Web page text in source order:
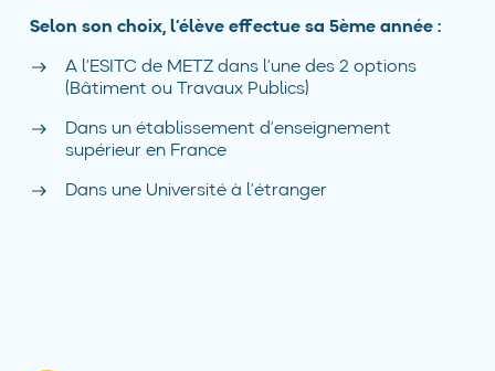
Selon son choix, l’élève effectue sa 5ème année :
A l’ESITC de METZ dans l’une des 2 options
(Bâtiment ou Travaux Publics)
Dans un établissement d’enseignement
supérieur en France
Dans une Université à l’étranger